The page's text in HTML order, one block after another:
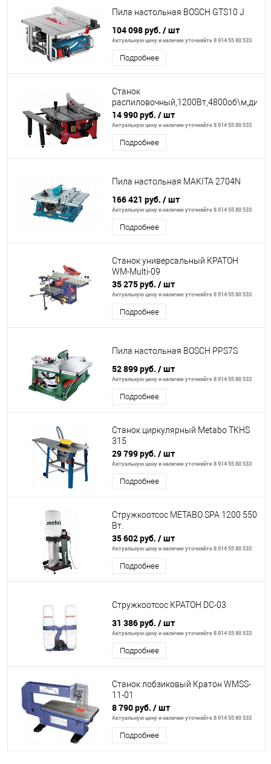
Пила настольная BOSCH GTS10 J
104 098 руб. / шт
Актуальную цену и наличие уточняйте 8 914 55 80 533
Подробнее
Станок
14 990 руб. / шт
Актуальную цену и наличие уточняйте 8 914 55 80 533
Подробнее
Пила настольная MAKITA 2704N
166 421 руб. / шт
Актуальную цену и наличие уточняйте 8 914 55 80 533
Подробнее
Станок универсальный КРАТОН
WM-Multi-09
35 275 руб. / шт
Актуальную цену и наличие уточняйте 8 914 55 80 533
Подробнее
Пила настольная BOSCH PPS7S
52 899 руб. / шт
Актуальную цену и наличие уточняйте 8 914 55 80 533
Подробнее
Станок циркулярный Metabo TKHS
315
29 799 руб. / шт
Актуальную цену и наличие уточняйте 8 914 55 80 533
Подробнее
Стружкоотсос METABO SPA 1200 550
Вт.
35 602 руб. / шт
Актуальную цену и наличие уточняйте 8 914 55 80 533
Подробнее
Стружкоотсос КРАТОН DC-03
31 386 руб. / шт
Актуальную цену и наличие уточняйте 8 914 55 80 533
Подробнее
Станок лобзиковый Кратон WMSS-
11-01
8 790 руб. / шт
Актуальную цену и наличие уточняйте 8 914 55 80 533
Подробнее